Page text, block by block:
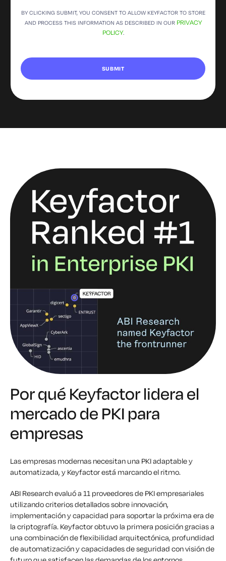
BY CLICKING SUBMIT, YOU CONSENT TO ALLOW KEYFACTOR TO STORE
AND PROCESS THIS INFORMATION AS DESCRIBED IN OUR PRIVACY
POLICY.
Por qué Keyfactor lidera el
mercado de PKI para
empresas
Las empresas modernas necesitan una PKI adaptable y
automatizada, y Keyfactor está marcando el ritmo.
ABI Research evaluó a 11 proveedores de PKI empresariales
utilizando criterios detallados sobre innovación,
implementación y capacidad para soportar la próxima era de
la criptografía. Keyfactor obtuvo la primera posición gracias a
una combinación de flexibilidad arquitectónica, profundidad
de automatización y capacidades de seguridad con visión de